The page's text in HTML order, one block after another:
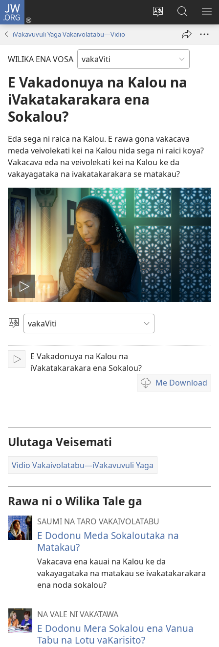
JW.ORG
Veisautaka
Dolava
(opens
Vaqara
ena
JW.ORG
iVakavuvuli Yaga Vakaivolatabu—Vidio
WILIKA ENA VOSA
E Vakadonuya na Kalou na
iVakatakarakara ena
Sokalou?
Eda sega ni raica na Kalou. E rawa gona vakacava
meda veivolekati kei na Kalou nida sega ni raici koya?
Vakacava eda na veivolekati kei na Kalou ke da
vakayagataka na ivakatakarakara se matakau?
Play
video
Vosa
Sarava/Rogoca
E Vakadonuya na Kalou na
iVakatakarakara ena Sokalou?
Me Download
Sala
me
Ulutaga Veisemati
Vidio Vakaivolatabu—iVakavuvuli Yaga
Rawa ni o Wilika Tale ga
SAUMI NA TARO VAKAIVOLATABU
E Dodonu Meda Sokaloutaka na
Matakau?
Vakacava ena kauai na Kalou ke da
vakayagataka na matakau se ivakatakarakara
ena noda sokalou?
NA VALE NI VAKATAWA
E Dodonu Mera Sokalou ena Vanua
Tabu na Lotu vaKarisito?